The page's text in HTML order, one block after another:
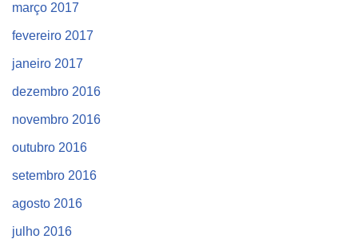
março 2017
fevereiro 2017
janeiro 2017
dezembro 2016
novembro 2016
outubro 2016
setembro 2016
agosto 2016
julho 2016